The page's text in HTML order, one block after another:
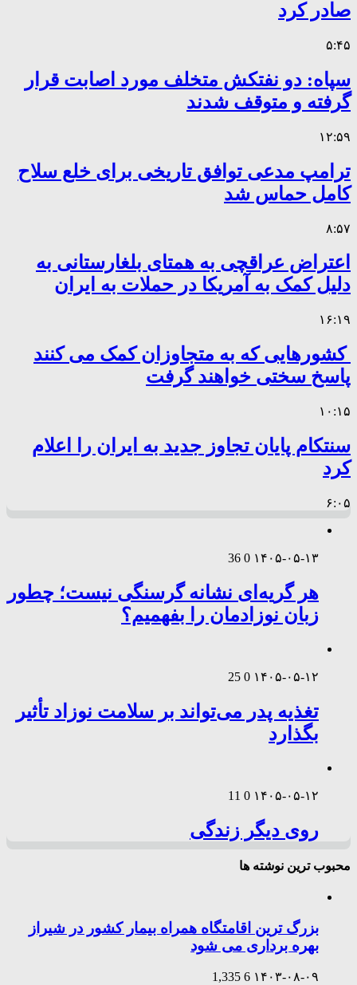
صادر کرد
۵:۴۵
سپاه: دو نفتکش متخلف مورد اصابت قرار
گرفته و متوقف شدند
۱۲:۵۹
ترامپ مدعی توافق تاریخی برای خلع سلاح
کامل حماس شد
۸:۵۷
اعتراض عراقچی به همتای بلغارستانی به
دلیل کمک به آمریکا در حملات به ایران
۱۶:۱۹
کشورهایی که به متجاوزان کمک می کنند
پاسخ سختی خواهند گرفت
۱۰:۱۵
سنتکام پایان تجاوز جدید به ایران را اعلام
کرد
۶:۰۵
۱۴۰۵-۰۵-۱۳ 0
36
هر گریه‌ای نشانه گرسنگی نیست؛ چطور
زبان نوزادمان را بفهمیم؟
۱۴۰۵-۰۵-۱۲ 0
25
تغذیه پدر می‌تواند بر سلامت نوزاد تأثیر
بگذارد
۱۴۰۵-۰۵-۱۲ 0
11
روی دیگر زندگی
محبوب ترین نوشته ها
بزرگ ترین اقامتگاه همراه بیمار کشور در شیراز
بهره برداری می شود
۱۴۰۳-۰۸-۰۹ 6
1,335